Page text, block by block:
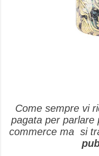
Come sempre vi
pagata per parlare
commerce ma si